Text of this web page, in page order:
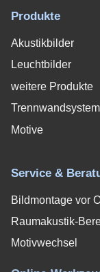
Produkte
Akustikbilder
Leuchtbilder
weitere Produkte
Trennwandsystem
Motive
Service &
Bildmontage vor
Raumakustik-
Motivwechsel